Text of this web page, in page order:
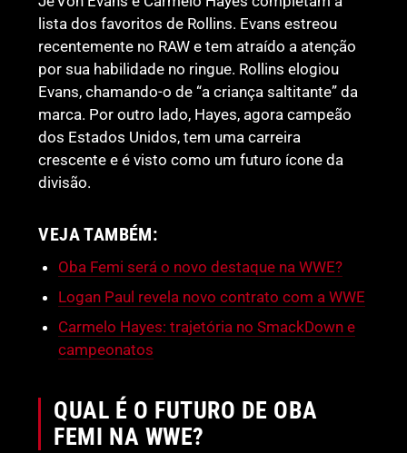
lista dos favoritos de Rollins. Evans estreou
recentemente no RAW e tem atraído a atenção
por sua habilidade no ringue. Rollins elogiou
Evans, chamando-o de “a criança saltitante” da
marca. Por outro lado, Hayes, agora campeão
dos Estados Unidos, tem uma carreira
crescente e é visto como um futuro ícone da
divisão.
VEJA TAMBÉM:
Oba Femi será o novo destaque na WWE?
Logan Paul revela novo contrato com a WWE
Carmelo Hayes: trajetória no SmackDown e
campeonatos
QUAL É O FUTURO DE OBA
FEMI NA WWE?